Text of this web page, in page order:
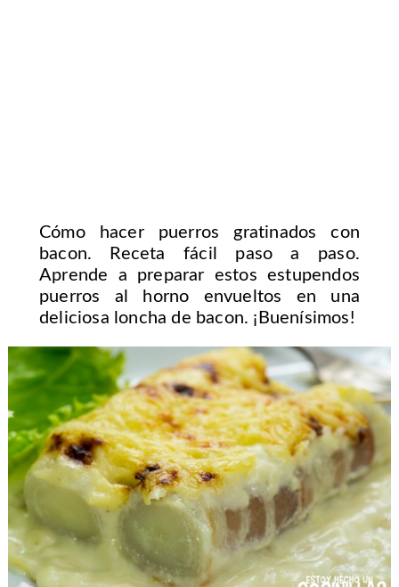
Cómo hacer puerros gratinados con
bacon. Receta fácil paso a paso.
Aprende a preparar estos estupendos
puerros al horno envueltos en una
deliciosa loncha de bacon. ¡Buenísimos!